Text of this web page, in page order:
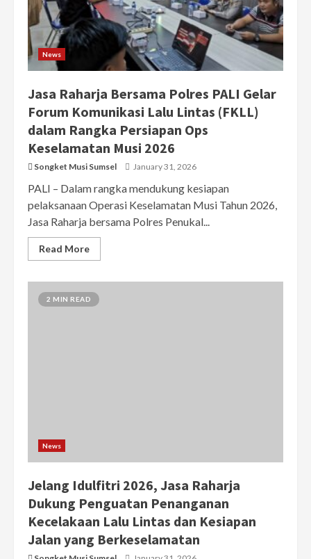
News
Jasa Raharja Bersama Polres PALI Gelar
Forum Komunikasi Lalu Lintas (FKLL)
dalam Rangka Persiapan Ops
Keselamatan Musi 2026
Songket Musi Sumsel January 31, 2026
PALI – Dalam rangka mendukung kesiapan
pelaksanaan Operasi Keselamatan Musi Tahun 2026,
Jasa Raharja bersama Polres Penukal...
Read More
2 MIN READ
News
Jelang Idulfitri 2026, Jasa Raharja
Dukung Penguatan Penanganan
Kecelakaan Lalu Lintas dan Kesiapan
Jalan yang Berkeselamatan